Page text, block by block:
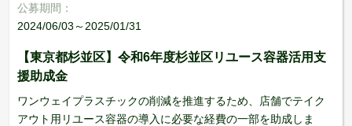
公募期間：
2024/06/03～2025/01/31
【東京都杉並区】令和6年度杉並区リユース容器活用支
援助成金
ワンウェイプラスチックの削減を推進するため、店舗でテイク
アウト用リユース容器の導入に必要な経費の一部を助成しま